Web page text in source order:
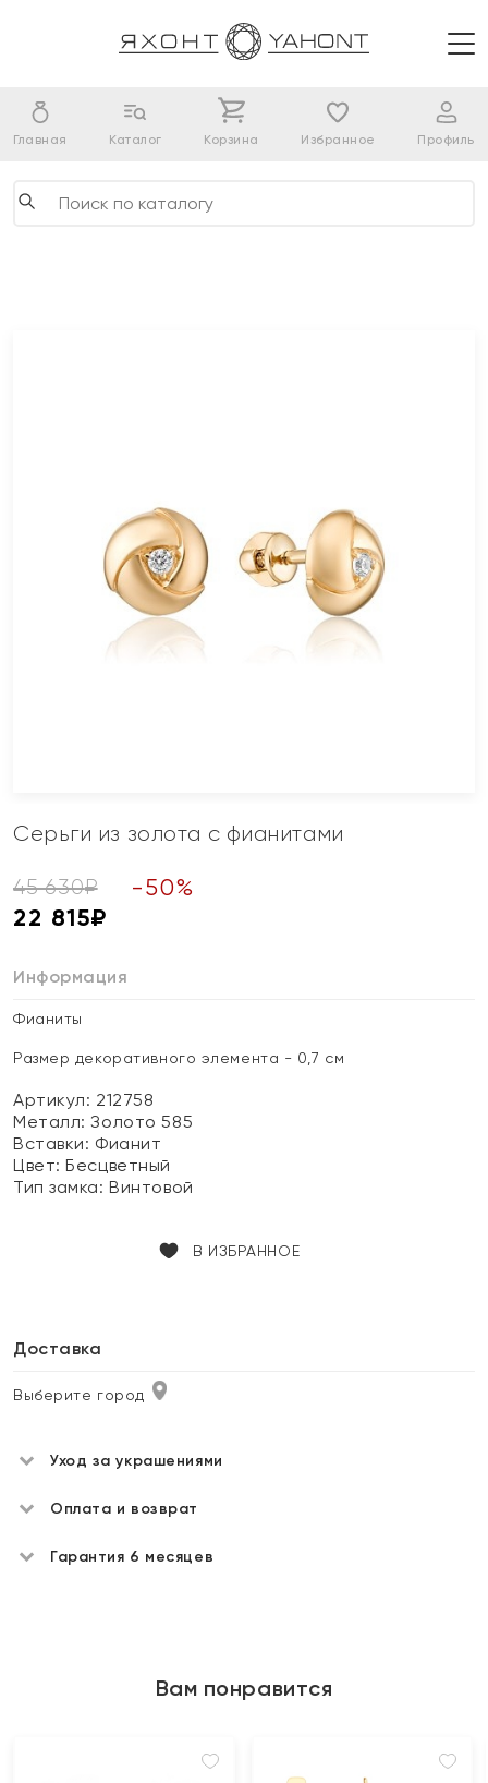
Главная Каталог Корзина Избранное Профиль
Серьги из золота с фианитами
45 630₽ -50%
22 815₽
Информация
Фианиты
Размер декоративного элемента - 0,7 см
Артикул: 212758
Металл:Золото 585
Вставки: Фианит
Цвет:Бесцветный
Тип замка:Винтовой
В ИЗБРАННОЕ
Доставка
Выберите город
Уход за украшениями
Оплата и возврат
Гарантия 6 месяцев
Вам понравится